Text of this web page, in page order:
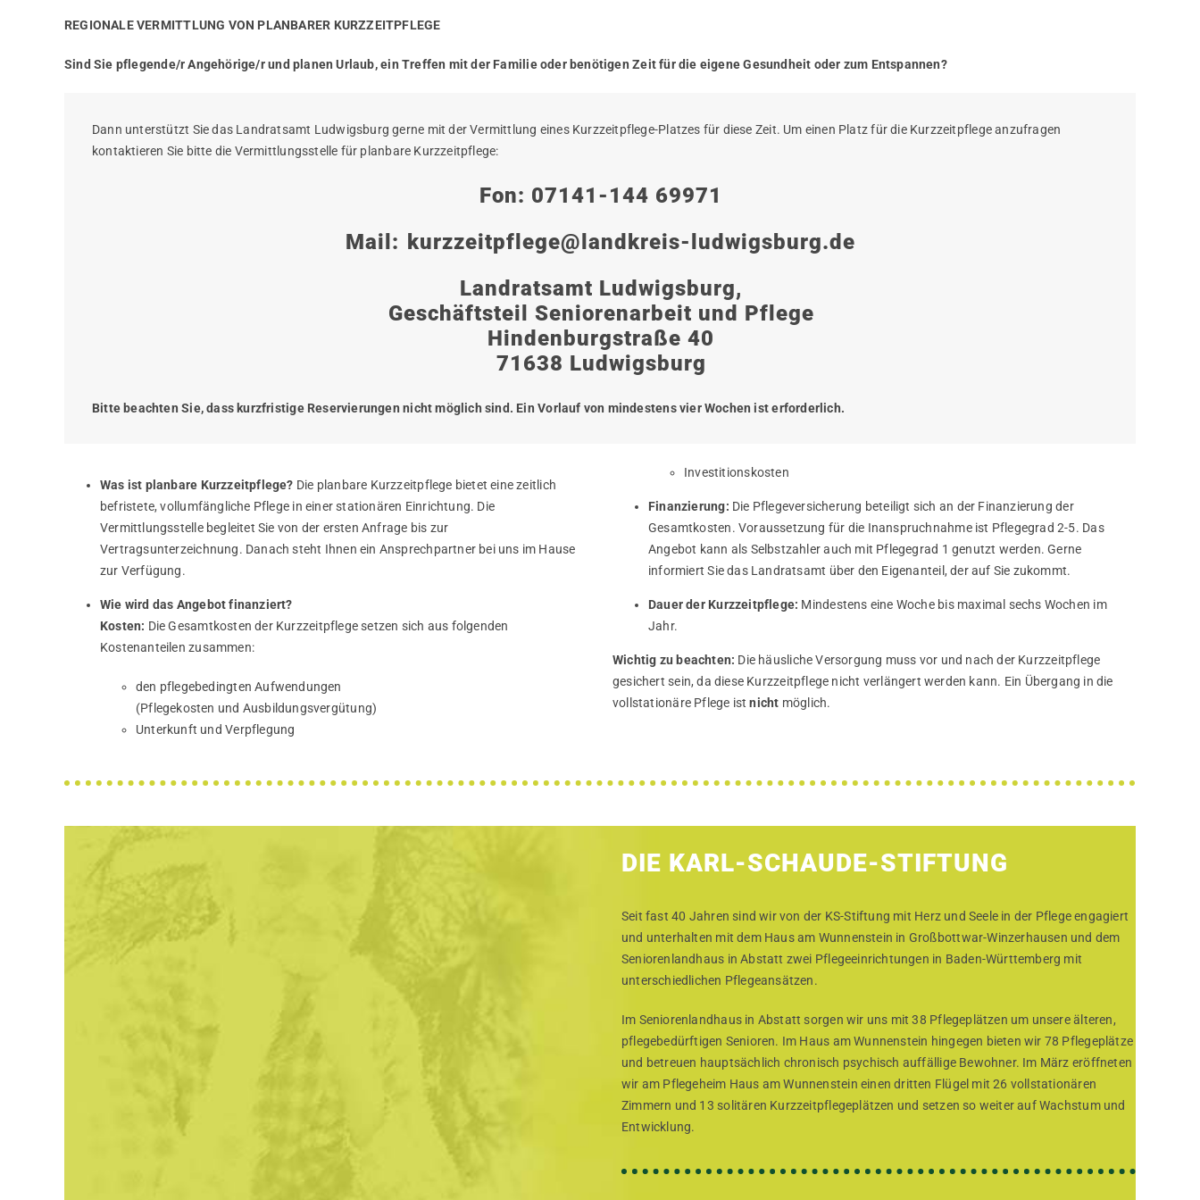
REGIONALE VERMITTLUNG VON PLANBARER KURZZEITPFLEGE
Sind Sie pflegende/r Angehörige/r und planen Urlaub, ein Treffen mit der Familie oder benötigen Zeit für die eigene Gesundheit oder zum Entspannen?
Dann unterstützt Sie das Landratsamt Ludwigsburg gerne mit der Vermittlung eines Kurzzeitpflege-Platzes für diese Zeit. Um einen Platz für die Kurzzeitpflege anzufragen
kontaktieren Sie bitte die Vermittlungsstelle für planbare Kurzzeitpflege:
Fon: 07141-144 69971
Mail: kurzzeitpflege@landkreis-ludwigsburg.de
Landratsamt Ludwigsburg,
Geschäftsteil Seniorenarbeit und Pflege
Hindenburgstraße 40
71638 Ludwigsburg
Bitte beachten Sie, dass kurzfristige Reservierungen nicht möglich sind. Ein Vorlauf von mindestens vier Wochen ist erforderlich.
Was ist planbare Kurzzeitpflege? Die planbare Kurzzeitpflege bietet eine zeitlich
befristete, vollumfängliche Pflege in einer stationären Einrichtung. Die
Vermittlungsstelle begleitet Sie von der ersten Anfrage bis zur
Vertragsunterzeichnung. Danach steht Ihnen ein Ansprechpartner bei uns im Hause
zur Verfügung.
Wie wird das Angebot finanziert?
Kosten: Die Gesamtkosten der Kurzzeitpflege setzen sich aus folgenden
Kostenanteilen zusammen:
den pflegebedingten Aufwendungen
(Pflegekosten und Ausbildungsvergütung)
Unterkunft und Verpflegung
Investitionskosten
Finanzierung: Die Pflegeversicherung beteiligt sich an der Finanzierung der
Gesamtkosten. Voraussetzung für die Inanspruchnahme ist Pflegegrad 2-5. Das
Angebot kann als Selbstzahler auch mit Pflegegrad 1 genutzt werden. Gerne
informiert Sie das Landratsamt über den Eigenanteil, der auf Sie zukommt.
Dauer der Kurzzeitpflege: Mindestens eine Woche bis maximal sechs Wochen im
Jahr.
Wichtig zu beachten: Die häusliche Versorgung muss vor und nach der Kurzzeitpflege
gesichert sein, da diese Kurzzeitpflege nicht verlängert werden kann. Ein Übergang in die
vollstationäre Pflege istnicht möglich.
DIE KARL-SCHAUDE-STIFTUNG
Seit fast 40 Jahren sind wir von der KS-Stiftung mit Herz und Seele in der Pflege engagiert
und unterhalten mit dem Haus am Wunnenstein in Großbottwar-Winzerhausen und dem
Seniorenlandhaus in Abstatt zwei Pflegeeinrichtungen in Baden-Württemberg mit
unterschiedlichen Pflegeansätzen.
Im Seniorenlandhaus in Abstatt sorgen wir uns mit 38 Pflegeplätzen um unsere älteren,
pflegebedürftigen Senioren. Im Haus am Wunnenstein hingegen bieten wir 78 Pflegeplätze
und betreuen hauptsächlich chronisch psychisch auffällige Bewohner. Im März eröffneten
wir am Pflegeheim Haus am Wunnenstein einen dritten Flügel mit 26 vollstationären
Zimmern und 13 solitären Kurzzeitpflegeplätzen und setzen so weiter auf Wachstum und
Entwicklung.